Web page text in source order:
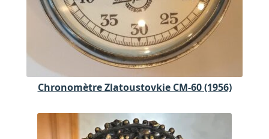
Chronomètre Zlatoustovkie CM-60 (1956)